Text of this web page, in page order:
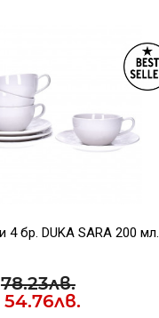
4 бр. DUKA SARA 200 мл.
78.23лв.